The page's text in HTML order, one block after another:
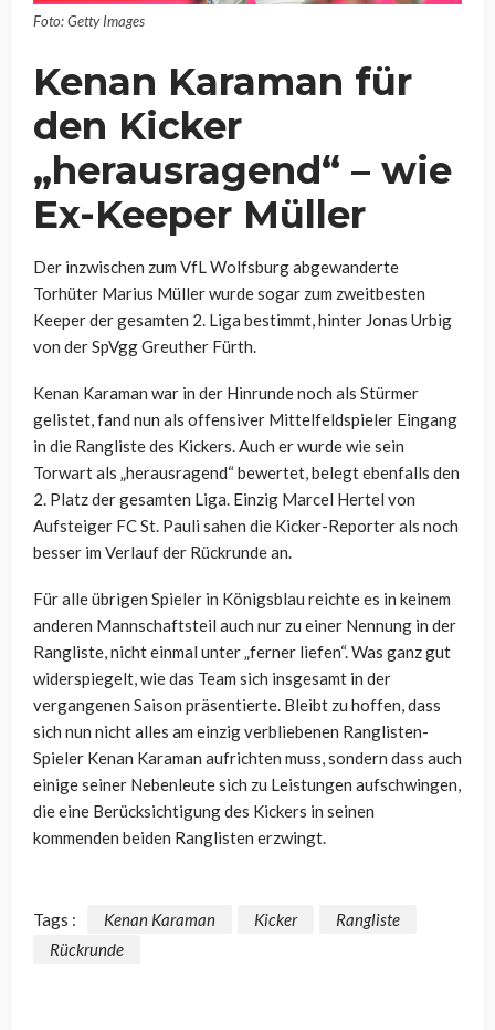
Foto: Getty Images
Kenan Karaman für
den Kicker
„herausragend“ – wie
Ex-Keeper Müller
Der inzwischen zum VfL Wolfsburg abgewanderte
Torhüter Marius Müller wurde sogar zum zweitbesten
Keeper der gesamten 2. Liga bestimmt, hinter Jonas Urbig
von der SpVgg Greuther Fürth.
Kenan Karaman war in der Hinrunde noch als Stürmer
gelistet, fand nun als offensiver Mittelfeldspieler Eingang
in die Rangliste des Kickers. Auch er wurde wie sein
Torwart als „herausragend“ bewertet, belegt ebenfalls den
2. Platz der gesamten Liga. Einzig Marcel Hertel von
Aufsteiger FC St. Pauli sahen die Kicker-Reporter als noch
besser im Verlauf der Rückrunde an.
Für alle übrigen Spieler in Königsblau reichte es in keinem
anderen Mannschaftsteil auch nur zu einer Nennung in der
Rangliste, nicht einmal unter „ferner liefen“. Was ganz gut
widerspiegelt, wie das Team sich insgesamt in der
vergangenen Saison präsentierte. Bleibt zu hoffen, dass
sich nun nicht alles am einzig verbliebenen Ranglisten-
Spieler Kenan Karaman aufrichten muss, sondern dass auch
einige seiner Nebenleute sich zu Leistungen aufschwingen,
die eine Berücksichtigung des Kickers in seinen
kommenden beiden Ranglisten erzwingt.
Tags : Kenan Karaman Kicker
Rangliste
Rückrunde